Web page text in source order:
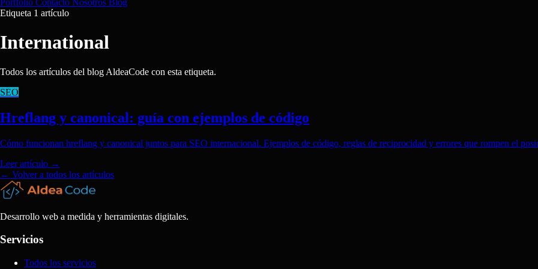
Portfolio Contacto Nosotros Blog
Etiqueta 1 artículo
International
Todos los artículos del blog AldeaCode con esta etiqueta.
SEO
Hreflang y canonical: guía con ejemplos de código
Cómo funcionan hreflang y canonical juntos para SEO internacional. Ejemplos de código, reglas de reciprocidad y errores que rompen el
Leer artículo →
← Volver a todos los artículos
Desarrollo web a medida y herramientas digitales.
Servicios
Todos los servicios